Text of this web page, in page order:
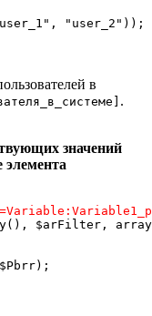
"user_2"));
в
.
значений
элемента
$arFilter,